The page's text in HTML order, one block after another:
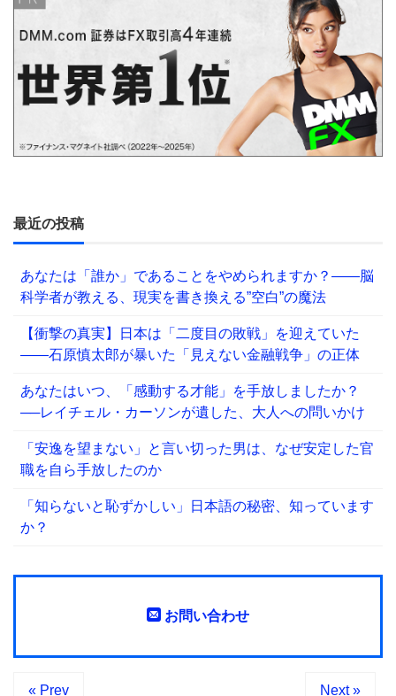
最近の投稿
あなたは「誰か」であることをやめられますか？——脳
科学者が教える、現実を書き換える”空白”の魔法
【衝撃の真実】日本は「二度目の敗戦」を迎えていた
――石原慎太郎が暴いた「見えない金融戦争」の正体
あなたはいつ、「感動する才能」を手放しましたか？
──レイチェル・カーソンが遺した、大人への問いかけ
「安逸を望まない」と言い切った男は、なぜ安定した官
職を自ら手放したのか
「知らないと恥ずかしい」日本語の秘密、知っています
か？
お問い合わせ
« Prev Next »